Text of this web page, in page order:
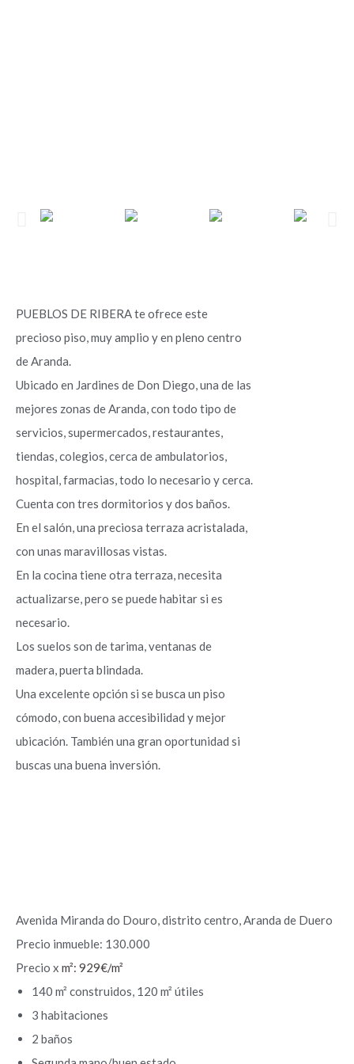
PUEBLOS DE RIBERA te ofrece este
precioso piso, muy amplio y en pleno centro
de Aranda.
Ubicado en Jardines de Don Diego, una de las
mejores zonas de Aranda, con todo tipo de
servicios, supermercados, restaurantes,
tiendas, colegios, cerca de ambulatorios,
hospital, farmacias, todo lo necesario y cerca.
Cuenta con tres dormitorios y dos baños.
En el salón, una preciosa terraza acristalada,
con unas maravillosas vistas.
En la cocina tiene otra terraza, necesita
actualizarse, pero se puede habitar si es
necesario.
Los suelos son de tarima, ventanas de
madera, puerta blindada.
Una excelente opción si se busca un piso
cómodo, con buena accesibilidad y mejor
ubicación. También una gran oportunidad si
buscas una buena inversión.
Avenida Miranda do Douro, distrito centro, Aranda de Duero
Precio inmueble: 130.000
Precio x m²: 929€/m²
140 m² construidos, 120 m² útiles
3 habitaciones
2 baños